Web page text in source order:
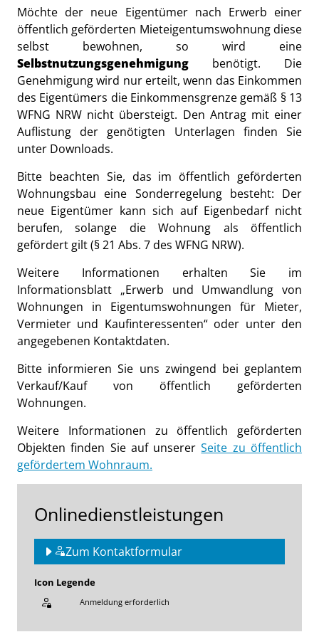
Möchte der neue Eigentümer nach Erwerb einer
öffentlich geförderten Mieteigentumswohnung diese
selbst bewohnen, so wird eine
Selbstnutzungsgenehmigung benötigt. Die
Genehmigung wird nur erteilt, wenn das Einkommen
des Eigentümers die Einkommensgrenze gemäß § 13
WFNG NRW nicht übersteigt. Den Antrag mit einer
Auflistung der genötigten Unterlagen finden Sie
unter Downloads.
Bitte beachten Sie, das im öffentlich geförderten
Wohnungsbau eine Sonderregelung besteht: Der
neue Eigentümer kann sich auf Eigenbedarf nicht
berufen, solange die Wohnung als öffentlich
gefördert gilt (§ 21 Abs. 7 des WFNG NRW).
Weitere Informationen erhalten Sie im
Informationsblatt „Erwerb und Umwandlung von
Wohnungen in Eigentumswohnungen für Mieter,
Vermieter und Kaufinteressenten“ oder unter den
angegebenen Kontaktdaten.
Bitte informieren Sie uns zwingend bei geplantem
Verkauf/Kauf von öffentlich geförderten
Wohnungen.
Weitere Informationen zu öffentlich geförderten
Objekten finden Sie auf unsererSeite zu öffentlich
gefördertem Wohnraum.
Onlinedienstleistungen
Zum Kontaktformular
Icon Legende
Anmeldung erforderlich